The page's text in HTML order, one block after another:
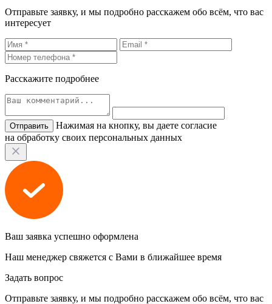
Отправьте заявку, и мы подробно расскажем обо всём, что вас
интересует
Расскажите подробнее
Нажимая на кнопку, вы даете согласие
на обработку своих персональных данных
Ваш заявка успешно оформлена
Наш менеджер свяжется с Вами в ближайшее время
Задать вопрос
Отправьте заявку, и мы подробно расскажем обо всём, что вас